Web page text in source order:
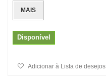
MAIS
Disponível
Adicionar à Lista de desejos